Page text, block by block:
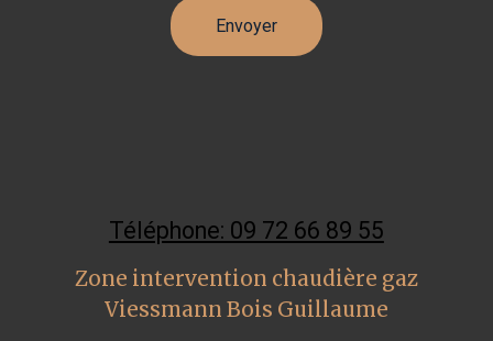
Téléphone: 09 72 66 89 55
Zone intervention chaudière gaz
Viessmann Bois Guillaume